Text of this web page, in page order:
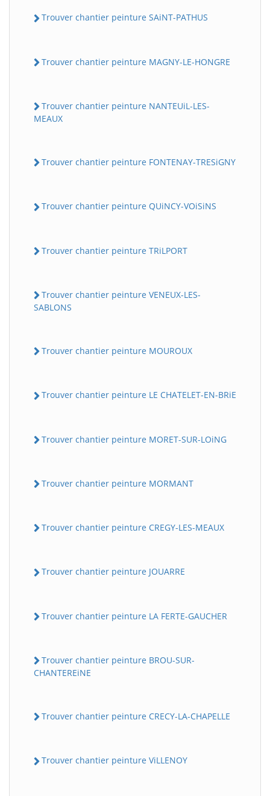
Trouver chantier peinture SAiNT-PATHUS
Trouver chantier peinture MAGNY-LE-HONGRE
Trouver chantier peinture NANTEUiL-LES-
MEAUX
Trouver chantier peinture FONTENAY-TRESiGNY
Trouver chantier peinture QUiNCY-VOiSiNS
Trouver chantier peinture TRiLPORT
Trouver chantier peinture VENEUX-LES-
SABLONS
Trouver chantier peinture MOUROUX
Trouver chantier peinture LE CHATELET-EN-BRiE
Trouver chantier peinture MORET-SUR-LOiNG
Trouver chantier peinture MORMANT
Trouver chantier peinture CREGY-LES-MEAUX
Trouver chantier peinture JOUARRE
Trouver chantier peinture LA FERTE-GAUCHER
Trouver chantier peinture BROU-SUR-
CHANTEREiNE
Trouver chantier peinture CRECY-LA-CHAPELLE
Trouver chantier peinture ViLLENOY